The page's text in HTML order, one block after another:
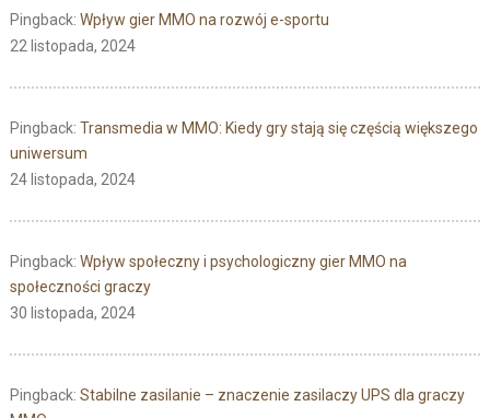
Pingback: Wpływ gier MMO na rozwój e-sportu
22 listopada, 2024
Pingback: Transmedia w MMO: Kiedy gry stają się częścią większego
uniwersum
24 listopada, 2024
Pingback: Wpływ społeczny i psychologiczny gier MMO na
społeczności graczy
30 listopada, 2024
Pingback: Stabilne zasilanie – znaczenie zasilaczy UPS dla graczy